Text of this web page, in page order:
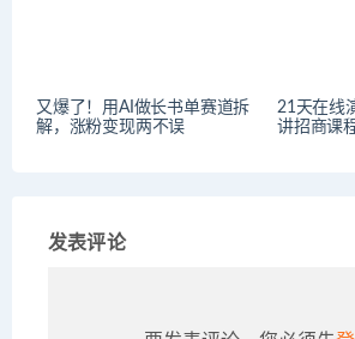
又爆了！用AI做长书单赛道拆
解，涨粉变现两不误
21天在线
讲招商课
发表评论